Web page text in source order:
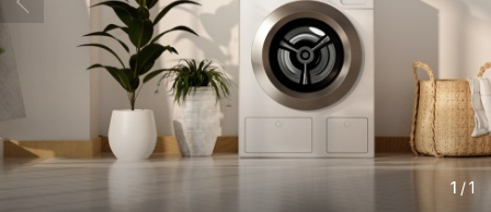
1 /1